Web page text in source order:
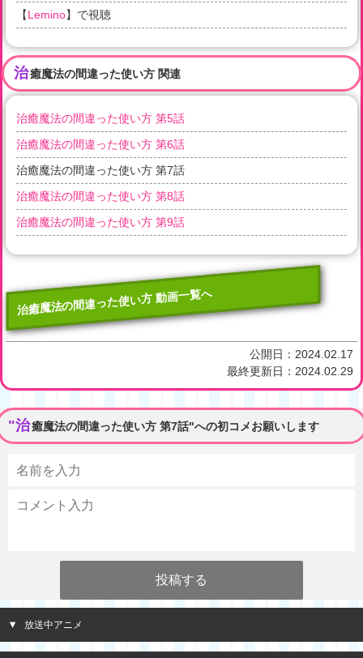
【Lemino】で視聴
治癒魔法の間違った使い方 関連
治癒魔法の間違った使い方 第5話
治癒魔法の間違った使い方 第6話
治癒魔法の間違った使い方 第7話
治癒魔法の間違った使い方 第8話
治癒魔法の間違った使い方 第9話
治癒魔法の間違った使い方 動画一覧へ
公開日： 2024.02.17
最終更新日： 2024.02.29
"治癒魔法の間違った使い方 第7話"への初コメお願いします
放送中アニメ